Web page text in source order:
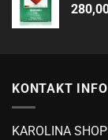
KONTAKT INFO
KAROLINA